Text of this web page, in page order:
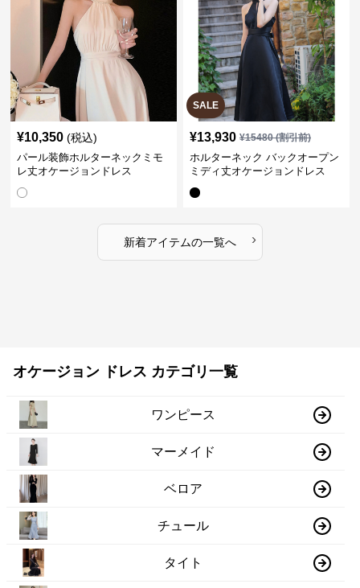
¥10,350 (税込)
パール装飾ホルターネックミモ
レ丈オケージョンドレス
SALE
¥13,930 ¥15480(割引前)
ホルターネック バックオープン
ミディ丈オケージョンドレス
新着アイテムの一覧へ ›
オケージョン ドレス カテゴリ一覧
ワンピース
マーメイド
ベロア
チュール
タイト